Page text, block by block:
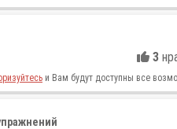
3
и Вам будут доступны все